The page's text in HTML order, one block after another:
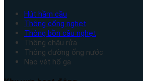
Hút hầm cầu
Thông cống nghẹt
Thông bồn cầu nghẹt
Thông chậu rửa
Thông đường ống nước
Nạo vét hố ga